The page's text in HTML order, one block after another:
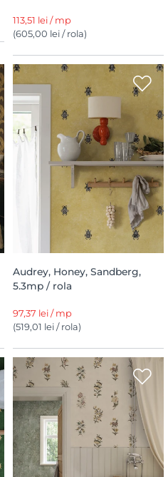
113,51 lei / mp
(605,00 lei / rola)
Audrey, Honey, Sandberg,
5.3mp / rola
97,37 lei / mp
(519,01 lei / rola)